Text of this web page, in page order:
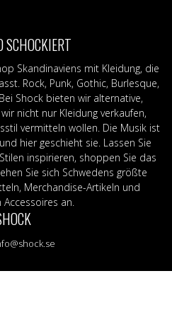
/ Aufnäher
Leder-/veganes Armband &
Nieten
Stecknadeln
ROT
Schwarz
Gelb
Skandinaviens mit Kleidung, die
Rock, Punk, Gothic, Burlesque,
Shock bieten wir alternative,
nicht nur Kleidung verkaufen,
vermitteln wollen. Die Musik ist
hier geschieht sie. Lassen Sie
inspirieren, shoppen Sie das
Sie sich Schwedens größte
Merchandise-Artikeln und
Accessoires an.